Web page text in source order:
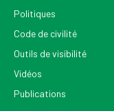
Politiques
Code de civilité
Outils de visibilité
Vidéos
Publications